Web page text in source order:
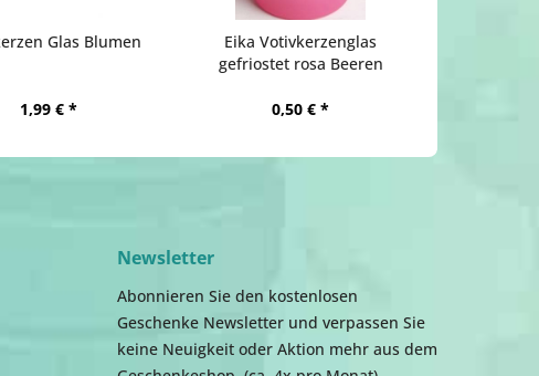
Glas Blumen
1,99 € *
Eika Votivkerzenglas
gefriostet rosa Beeren
0,50 € *
Newsletter
Abonnieren Sie den kostenlosen
Geschenke Newsletter und verpassen Sie
keine Neuigkeit oder Aktion mehr aus dem